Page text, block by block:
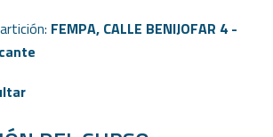
FEMPA, CALLE BENIJOFAR 4 -